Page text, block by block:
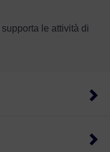
supporta le attività di